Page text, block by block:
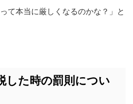
て本当に厳しくなるのかな？」と
した時の罰則につい